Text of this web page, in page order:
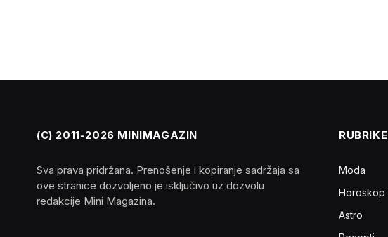
(C) 2011-2026 MINIMAGAZIN
Sva prava pridržana. Prenošenje i kopiranje sadržaja sa
ove stranice dozvoljeno je isključivo uz dozvolu
redakcije Mini Magazina.
RUBRIKE
Moda
Horoskop
Astro